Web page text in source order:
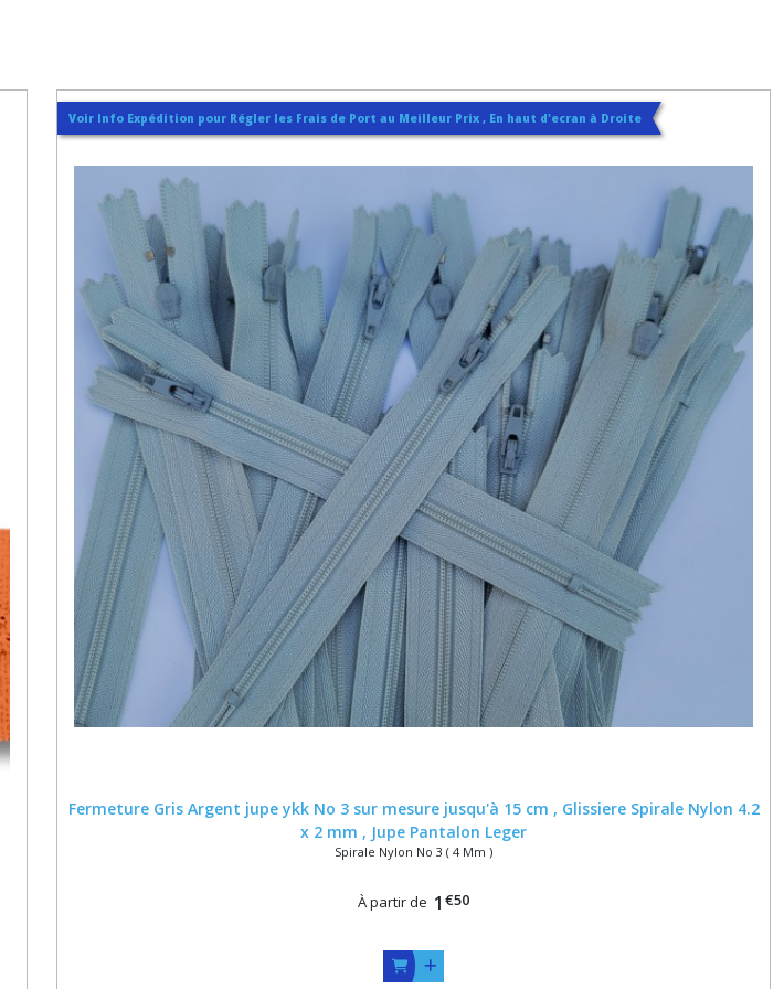
Voir Info Expédition pour Régler les Frais de Port au Meilleur Prix , En haut d'ecran à Droite
Fermeture Gris Argent jupe ykk No 3 sur mesure jusqu'à 15 cm , Glissiere Spirale Nylon 4.2
x 2 mm , Jupe Pantalon Leger
Spirale Nylon No 3 ( 4 Mm )
À partir de 1 €50